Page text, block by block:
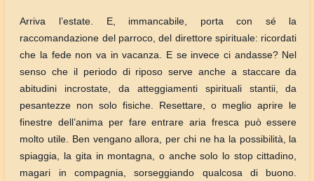
Arriva l’estate. E, immancabile, porta con sé la
raccomandazione del parroco, del direttore spirituale: ricordati
che la fede non va in vacanza. E se invece ci andasse? Nel
senso che il periodo di riposo serve anche a staccare da
abitudini incrostate, da atteggiamenti spirituali stantii, da
pesantezze non solo fisiche. Resettare, o meglio aprire le
finestre dell’anima per fare entrare aria fresca può essere
molto utile. Ben vengano allora, per chi ne ha la possibilità, la
spiaggia, la gita in montagna, o anche solo lo stop cittadino,
magari in compagnia, sorseggiando qualcosa di buono.